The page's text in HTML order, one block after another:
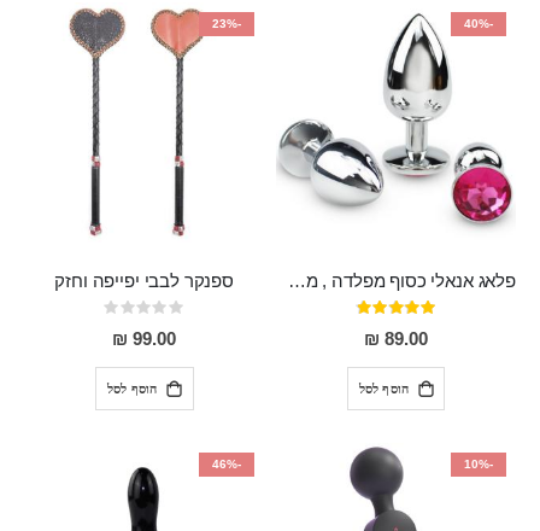
-40%
פלאג אנאלי כסוף מפלדה , מתאים ללבישה מתחת לבגדים, בגודל 7.3 על 2.8 ס"מ
דירוג:
97%
89.00 ₪
הוסף לסל
-23%
ספנקר לבבי יפייפה וחזק
Rating:
0%
99.00 ₪
הוסף לסל
-10%
-46%